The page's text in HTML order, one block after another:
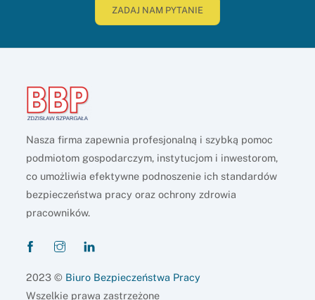
ZADAJ NAM PYTANIE
Nasza firma zapewnia profesjonalną i szybką pomoc
podmiotom gospodarczym, instytucjom i inwestorom,
co umożliwia efektywne podnoszenie ich standardów
bezpieczeństwa pracy oraz ochrony zdrowia
pracowników.
2023 © Biuro Bezpieczeństwa Pracy
Wszelkie prawa zastrzeżone